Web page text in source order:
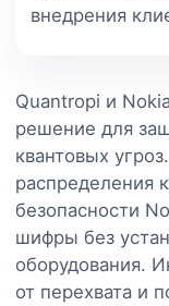
внедрения
Quantropi и
решение для
квантовых
распределения
безопасности
шифры без
оборудования.
от перехвата и